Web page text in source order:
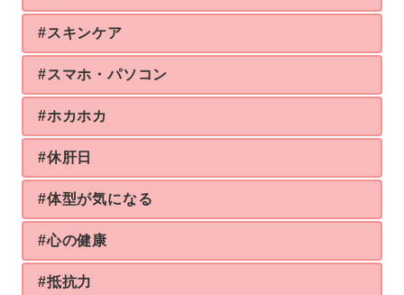
#スキンケア
#スマホ・パソコン
#ホカホカ
#休肝日
#体型が気になる
#心の健康
#抵抗力